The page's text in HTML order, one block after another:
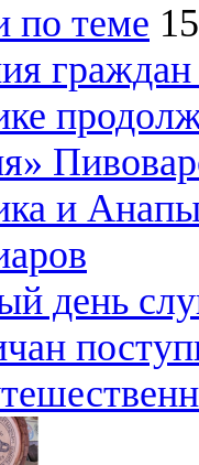
по теме
граждан
и
день